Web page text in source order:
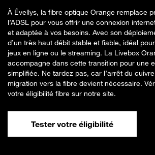
À Évellys, la fibre optique Orange remplace
l’ADSL pour vous offrir une connexion
et adaptée à vos besoins. Avec son
d’un très haut débit stable et fiable, idéal
jeux en ligne ou le streaming. La Livebox
accompagne dans cette transition pour une
simplifiée. Ne tardez pas, car l’arrêt du
migration vers la fibre devient nécessaire.
votre éligibilité fibre sur notre site.
Tester votre éligibilité